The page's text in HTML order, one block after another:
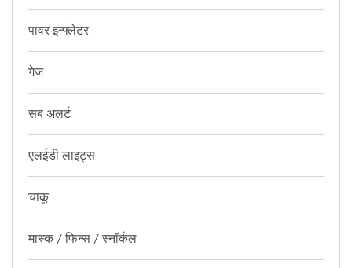
पावर इन्फ्लेटर
गेज
सब अलर्ट
एलईडी लाइट्स
चाकू
मास्क / फिन्स / स्नॉर्कल